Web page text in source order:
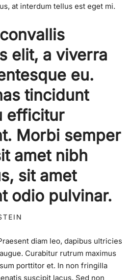
at interdum tellus est eget mi.
elit, a viverra
eu.
tincidunt
efficitur
Morbi semper
amet nibh
sit amet
odio pulvinar.
diam leo, dapibus ultricies
Curabitur rutrum maximus
porttitor et. In non fringilla
suscipit lacus. Sed non